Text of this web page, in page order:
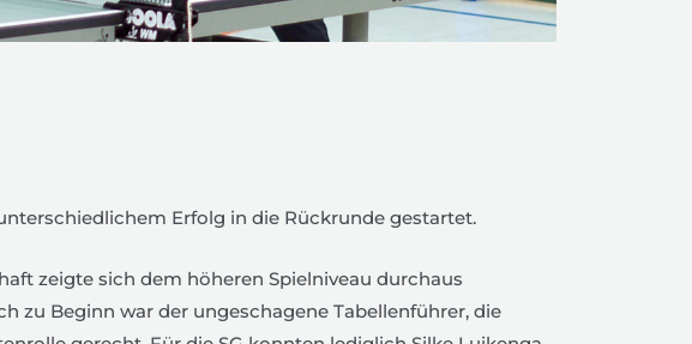
Erfolg in die Rückrunde gestartet.
zeigte sich dem höheren Spielniveau durchaus
zu Beginn war der ungeschagene Tabellenführer, die